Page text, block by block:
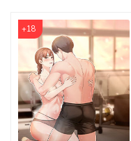
+18